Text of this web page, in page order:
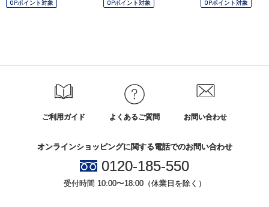
OPポイント対象 OPポイント対象 OPポイント対象
ご利用ガイド よくあるご質問 お問い合わせ
オンラインショッピングに関する電話でのお問い合わせ
0120-185-550
受付時間 10:00〜18:00（休業日を除く）